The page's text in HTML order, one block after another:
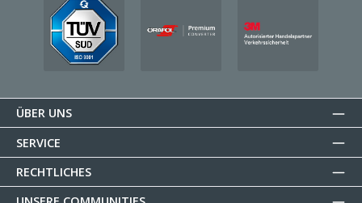
ÜBER UNS
SERVICE
RECHTLICHES